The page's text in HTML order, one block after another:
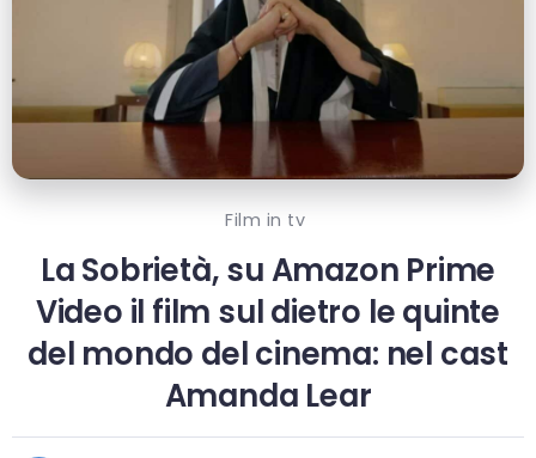
Film in tv
La Sobrietà, su Amazon Prime
Video il film sul dietro le quinte
del mondo del cinema: nel cast
Amanda Lear